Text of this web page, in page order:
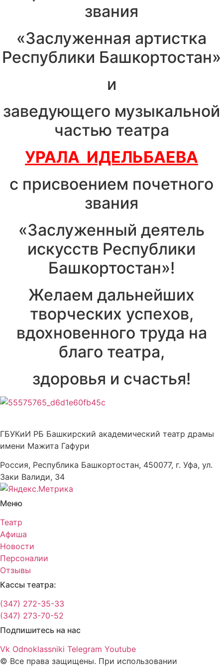
звания
«Заслуженная артистка
Республики Башкортостан»
и
заведующего музыкальной
частью театра
УРАЛА ИДЕЛЬБАЕВА
с присвоением почетного
звания
«Заслуженный деятель
искусств Республики
Башкортостан»!
Желаем дальнейших
творческих успехов,
вдохновенного труда на
благо театра,
здоровья и счастья!
ГБУКиИ РБ Башкирский академический театр драмы
имени Мажита Гафури
Россия, Республика Башкортостан, 450077, г. Уфа, ул.
Заки Валиди, 34
Меню
Театр
Афиша
Новости
Персоналии
Отзывы
Кассы театра:
(347) 272-35-33
(347) 273-70-52
Подпишитесь на нас
Vk Odnoklassniki Telegram Youtube
© Все права защищены. При использовании